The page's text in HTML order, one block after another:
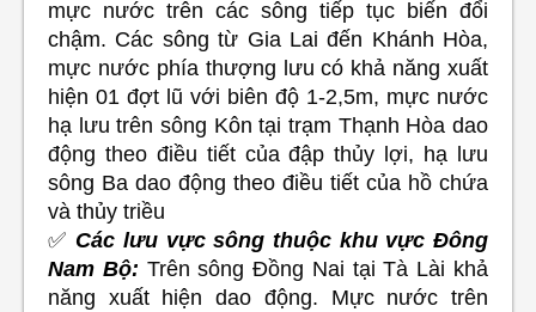
mực nước trên các sông tiếp tục biến đổi
chậm. Các sông từ Gia Lai đến Khánh Hòa,
mực nước phía thượng lưu có khả năng xuất
hiện 01 đợt lũ với biên độ 1-2,5m, mực nước
hạ lưu trên sông Kôn tại trạm Thạnh Hòa dao
động theo điều tiết của đập thủy lợi, hạ lưu
sông Ba dao động theo điều tiết của hồ chứa
và thủy triều
✅ Các lưu vực sông thuộc khu vựcĐông
Nam Bộ: Trên sông Đồng Nai tại Tà Lài khả
năng xuất hiện dao động. Mực nước trên